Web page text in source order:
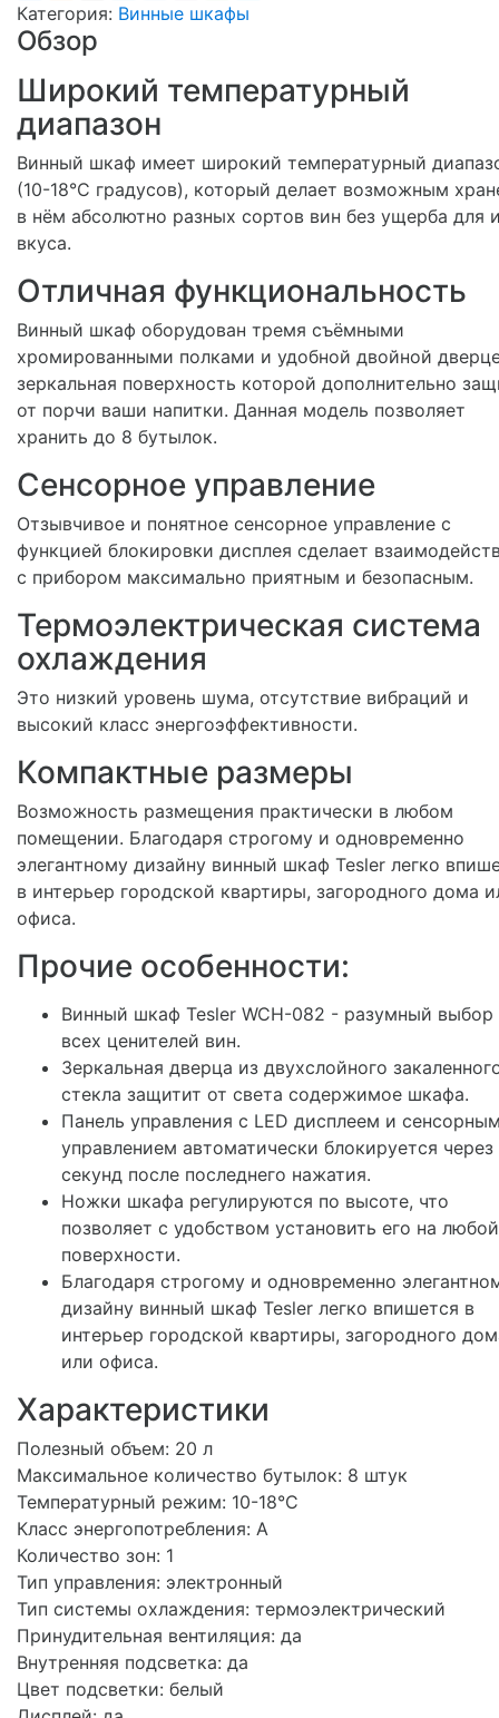
Категория: Винные шкафы
Обзор
Широкий температурный
диапазон
Винный шкаф имеет широкий температурный
(10-18°C градусов), который делает возможным
в нём абсолютно разных сортов вин без ущерба для
вкуса.
Отличная функциональность
Винный шкаф оборудован тремя съёмными
хромированными полками и удобной двойной
зеркальная поверхность которой дополнительно
от порчи ваши напитки. Данная модель позволяет
хранить до 8 бутылок.
Сенсорное управление
Отзывчивое и понятное сенсорное управление с
функцией блокировки дисплея сделает
с прибором максимально приятным и безопасным.
Термоэлектрическая система
охлаждения
Это низкий уровень шума, отсутствие вибраций и
высокий класс энергоэффективности.
Компактные размеры
Возможность размещения практически в любом
помещении. Благодаря строгому и одновременно
элегантному дизайну винный шкаф Tesler легко
в интерьер городской квартиры, загородного дома
офиса.
Прочие особенности:
Винный шкаф Tesler WCH-082 - разумный выбор
всех ценителей вин.
Зеркальная дверца из двухслойного
стекла защитит от света содержимое шкафа.
Панель управления с LED дисплеем и
управлением автоматически блокируется через
секунд после последнего нажатия.
Ножки шкафа регулируются по высоте, что
позволяет с удобством установить его на любой
поверхности.
Благодаря строгому и одновременно
дизайну винный шкаф Tesler легко впишется в
интерьер городской квартиры, загородного
или офиса.
Характеристики
Полезный объем: 20 л
Максимальное количество бутылок: 8 штук
Температурный режим: 10-18°C
Класс энергопотребления: А
Количество зон: 1
Тип управления: электронный
Тип системы охлаждения: термоэлектрический
Принудительная вентиляция: да
Внутренняя подсветка: да
Цвет подсветки: белый